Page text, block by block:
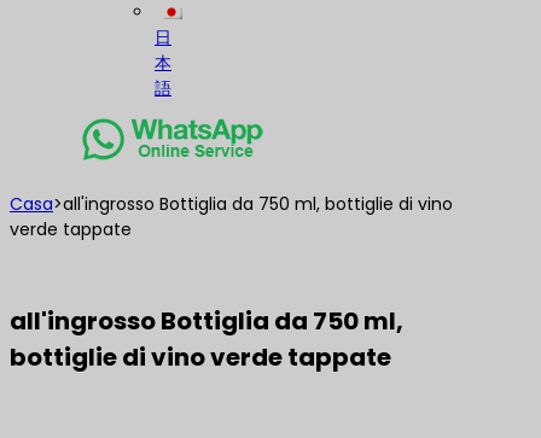
日
本
語
Casa>all'ingrosso Bottiglia da 750 ml, bottiglie di vino
verde tappate
all'ingrosso Bottiglia da 750 ml,
bottiglie di vino verde tappate